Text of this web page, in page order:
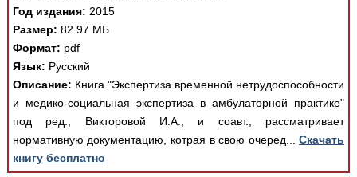
Год издания: 2015
Размер: 82.97 МБ
Формат: pdf
Язык: Русский
Описание: Книга "Экспертиза временной нетрудоспособности
и медико-социальная экспертиза в амбулаторной практике"
под ред., Викторовой И.А., и соавт., рассматривает
нормативную документацию, котрая в свою очеред...Скачать
книгу бесплатно